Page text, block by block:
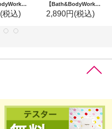
【Bath&BodyWorks】ファインフレグランスミスト：プリティーアズアピーチ
(税込)
【Bath&BodyWorks】ファインフレグランスミスト：シャンパントースト
2,890円(税込)